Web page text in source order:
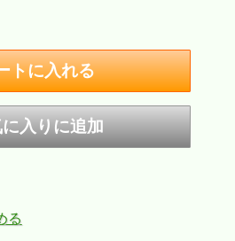
揚げ物、生もの、冷奴、ちり鍋
立てるのにお使い頂けます。な
ので少し振ってからお早めにご使
る